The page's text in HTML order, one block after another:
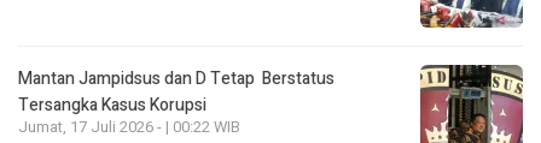
Mantan Jampidsus dan D Tetap Berstatus
Tersangka Kasus Korupsi
Jumat, 17 Juli 2026 - | 00:22 WIB